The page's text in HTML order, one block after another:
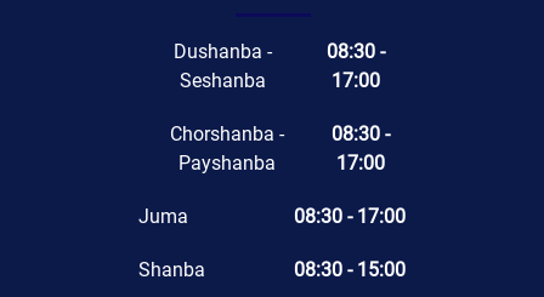
Dushanba -
Seshanba
08:30 -
17:00
Chorshanba -
Payshanba
08:30 -
17:00
Juma 08:30 - 17:00
Shanba 08:30 - 15:00